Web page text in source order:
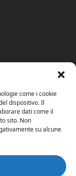
come i cookie
dispositivo. Il
dati come il
sito. Non
su alcune